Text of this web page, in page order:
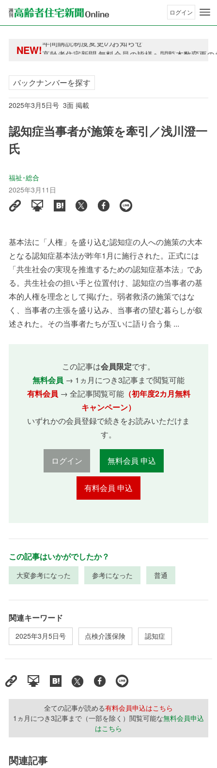
ログイン
NEW!高齢者住宅新聞 無料会員の皆様へ閲覧本数変更
高齢者住宅新聞 無料会員の皆様へ閲覧本数変更
バックナンバーを探す
2025年3月5日号 3面 掲載
認知症当事者が施策を牽引／浅川澄一
氏
福祉･総合
2025年3月11日
基本法に「人権」を盛り込む認知症の人への施策の大本
となる認知症基本法が昨年1月に施行された。正式には
「共生社会の実現を推進するための認知症基本法」であ
る。共生社会の担い手と位置付け、認知症の当事者の基
本的人権を理念として掲げた。弱者救済の施策ではな
く、当事者の主張を盛り込み、当事者の望む暮らしが叙
述された。その当事者たちが互いに語り合う集 ...
この記事は会員限定です。
無料会員 → 1ヵ月につき3記事まで閲覧可能
有料会員 → 全記事閲覧可能（初年度2カ月無料
キャンペーン）
いずれかの会員登録で続きをお読みいただけま
す。
ログイン 無料会員 申込
有料会員 申込
この記事はいかがでしたか？
大変参考になった 参考になった 普通
関連キーワード
2025年3月5日号 点検介護保険 認知症
全ての記事が読める有料会員申込はこちら
1ヵ月につき3記事まで（一部を除く）閲覧可能な無料会員申込
はこちら
関連記事